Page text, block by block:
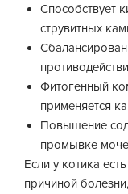
Способствует
струвитных
Фитогенный
применяется
Повышение
промывке
Если у котика
причиной